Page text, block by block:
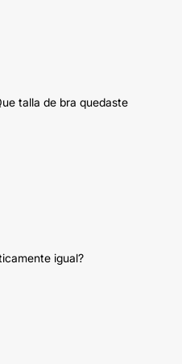
talla de bra quedaste
igual?